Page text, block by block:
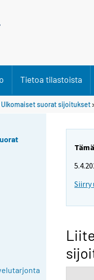
Tietoa tilastoista
Ulkomaiset suorat sijoitukset
Siirry